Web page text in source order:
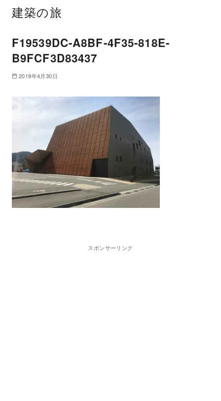
建築の旅
F19539DC-A8BF-4F35-818E-
B9FCF3D83437
2019年4月30日
スポンサーリンク